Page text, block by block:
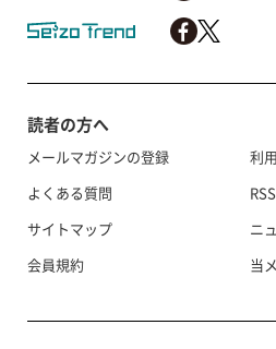
読者の方へ
メールマガジンの登録
よくある質問
サイトマップ
会員規約
利
ニ
当